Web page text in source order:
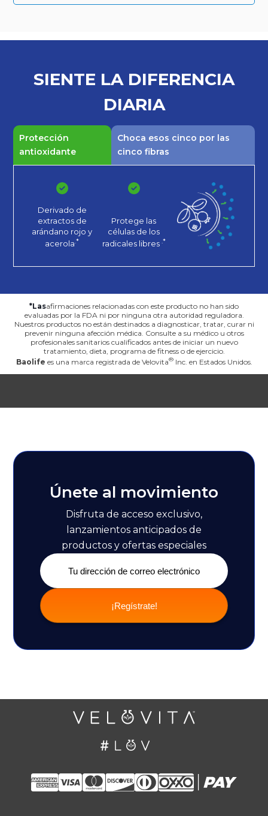
SIENTE LA DIFERENCIA
DIARIA
Protección
antioxidante
Choca esos cinco por las
cinco fibras
Derivado de
extractos de
arándano rojo y
acerola.*
Protege las
células de los
radicales libres .*
*Lasafirmaciones relacionadas con este producto no han sido
evaluadas por la FDA ni por ninguna otra autoridad reguladora.
Nuestros productos no están destinados a diagnosticar, tratar, curar ni
prevenir ninguna afección médica. Consulte a su médico u otros
profesionales sanitarios cualificados antes de iniciar un nuevo
tratamiento, dieta, programa de fitness o de ejercicio.
Baolife es una marca registrada de Velovita Inc. en Estados Unidos.
Únete al movimiento
Disfruta de acceso exclusivo,
lanzamientos anticipados de
productos y ofertas especiales